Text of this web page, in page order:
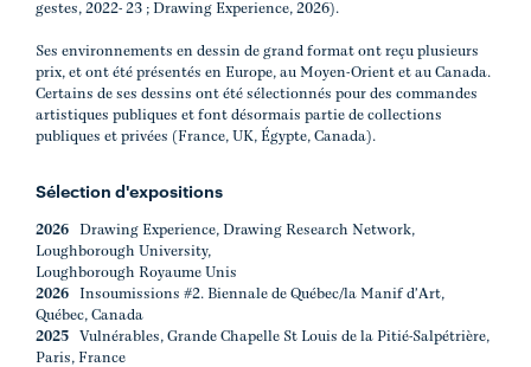
gestes, 2022- 23 ; Drawing Experience, 2026).
Ses environnements en dessin de grand format ont reçu plusieurs
prix, et ont été présentés en Europe, au Moyen-Orient et au Canada.
Certains de ses dessins ont été sélectionnés pour des commandes
artistiques publiques et font désormais partie de collections
publiques et privées (France, UK, Égypte, Canada).
Sélection d'expositions
2026 Drawing Experience, Drawing Research Network,
Loughborough University,
Loughborough Royaume Unis
2026 Insoumissions #2. Biennale de Québec/la Manif d'Art,
Québec, Canada
2025 Vulnérables, Grande Chapelle St Louis de la Pitié-Salpétrière,
Paris, France